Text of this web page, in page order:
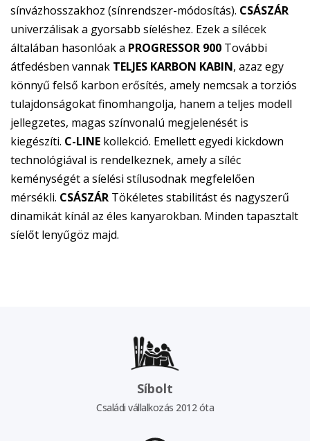
sínvázhosszakhoz (sínrendszer-módosítás). CSÁSZÁR
univerzálisak a gyorsabb síeléshez. Ezek a sílécek
általában hasonlóak a PROGRESSOR 900 További
átfedésben vannak TELJES KARBON KABIN, azaz egy
könnyű felső karbon erősítés, amely nemcsak a torziós
tulajdonságokat finomhangolja, hanem a teljes modell
jellegzetes, magas színvonalú megjelenését is
kiegészíti. C-LINE kollekció. Emellett egyedi kickdown
technológiával is rendelkeznek, amely a síléc
keménységét a síelési stílusodnak megfelelően
mérsékli. CSÁSZÁR Tökéletes stabilitást és nagyszerű
dinamikát kínál az éles kanyarokban. Minden tapasztalt
síelőt lenyűgöz majd.
Síbolt
Családi vállalkozás 2012 óta